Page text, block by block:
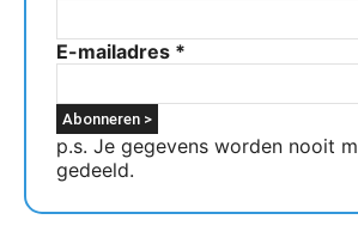
E-mailadres *
p.s. Je gegevens worden nooit
gedeeld.